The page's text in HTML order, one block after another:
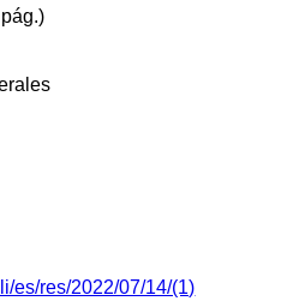
pág.)
es/res/2022/07/14/(1)